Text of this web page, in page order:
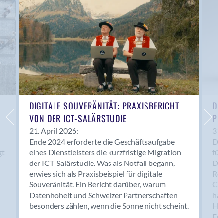
Anwil
Appenzell
Au SG
Baar
Baden
Balsthal
Balzers
Basel
Bassersdorf
Belp
Bendern
Benken (SG)
Bergdietikon
Berlin
Bern
Bern - Liebefeld
DIGITALE SOUVERÄNITÄT: PRAXISBERICHT
VON DER ICT-SALÄRSTUDIE
21. April 2026:
Ende 2024 erforderte die Geschäftsaufgabe
eines Dienstleisters die kurzfristige Migration
der ICT-Salärstudie. Was als Notfall begann,
erwies sich als Praxisbeispiel für digitale
Souveränität. Ein Bericht darüber, warum
Datenhoheit und Schweizer Partnerschaften
besonders zählen, wenn die Sonne nicht scheint.